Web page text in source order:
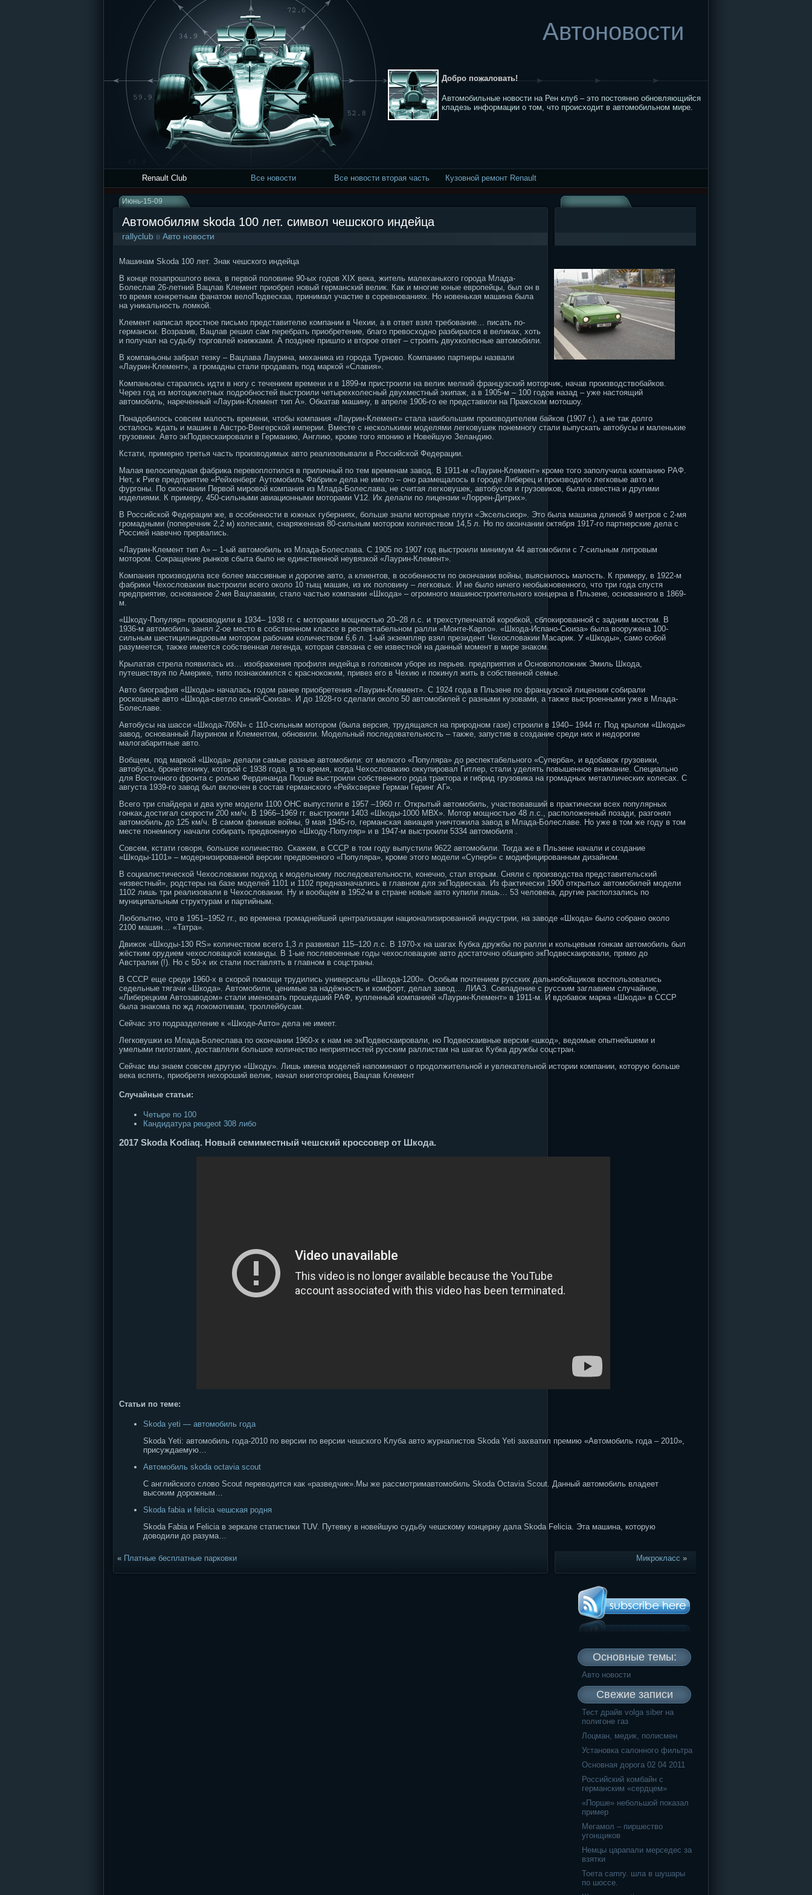
Автоновости
Добро пожаловать!
Автомобильные новости на Рен клуб – это постоянно обновляющийся
кладезь информации о том, что происходит в автомобильном мире.
Renault Club Все новости Все новости вторая часть Кузовной ремонт Renault
Июнь-15-09
Автомобилям skoda 100 лет. символ чешского индейца
rallyclub в Авто новости
Машинам Skoda 100 лет. Знак чешского индейца
В конце позапрошлого века, в первой половине 90-ых годов XIX века, житель малеханького города Млада-
Болеслав 26-летний Вацлав Клемент приобрел новый германский велик. Как и многие юные европейцы, был он в
то время конкретным фанатом велоПодвескаа, принимал участие в соревнованиях. Но новенькая машина была
на уникальность ломкой.
Клемент написал яростное письмо представителю компании в Чехии, а в ответ взял требование… писать по-
германски. Возразив, Вацлав решил сам перебрать приобретение, благо превосходно разбирался в великах, хоть
и получал на судьбу торговлей книжками. А позднее пришло и второе ответ – строить двухколесные автомобили.
В компаньоны забрал тезку – Вацлава Лаурина, механика из города Турново. Компанию партнеры назвали
«Лаурин-Клемент», а громадны стали продавать под маркой «Славия».
Компаньоны старались идти в ногу с течением времени и в 1899-м пристроили на велик мелкий французский моторчик, начав производствобайков.
Через год из мотоциклетных подробностей выстроили четырехколесный двухместный экипаж, а в 1905-м – 100 годов назад – уже настоящий
автомобиль, нареченный «Лаурин-Клемент тип А». Обкатав машину, в апреле 1906-го ее представили на Пражском мотошоу.
Понадобилось совсем малость времени, чтобы компания «Лаурин-Клемент» стала наибольшим производителем байков (1907 г.), а не так долго
осталось ждать и машин в Австро-Венгерской империи. Вместе с несколькими моделями легковушек понемногу стали выпускать автобусы и маленькие
грузовики. Авто экПодвескаировали в Германию, Англию, кроме того японию и Новейшую Зеландию.
Кстати, примерно третья часть производимых авто реализовывали в Российской Федерации.
Малая велосипедная фабрика перевоплотился в приличный по тем временам завод. В 1911-м «Лаурин-Клемент» кроме того заполучила компанию РАФ.
Нет, к Риге предприятие «Рейхенберг Аутомобиль Фабрик» дела не имело – оно размещалось в городе Либерец и производило легковые авто и
фургоны. По окончании Первой мировой компания из Млада-Болеслава, не считая легковушек, автобусов и грузовиков, была известна и другими
изделиями. К примеру, 450-сильными авиационными моторами V12. Их делали по лицензии «Лоррен-Дитрих».
В Российской Федерации же, в особенности в южных губерниях, больше знали моторные плуги «Эксельсиор». Это была машина длиной 9 метров с 2-мя
громадными (поперечник 2,2 м) колесами, снаряженная 80-сильным мотором количеством 14,5 л. Но по окончании октября 1917-го партнерские дела с
Россией навечно прервались.
«Лаурин-Клемент тип А» – 1-ый автомобиль из Млада-Болеслава. С 1905 по 1907 год выстроили минимум 44 автомобили с 7-сильным литровым
мотором. Сокращение рынков сбыта было не единственной неувязкой «Лаурин-Клемент».
Компания производила все более массивные и дорогие авто, а клиентов, в особенности по окончании войны, выяснилось малость. К примеру, в 1922-м
фабрики Чехословакии выстроили всего около 10 тыщ машин, из их половину – легковых. И не было ничего необыкновенного, что три года спустя
предприятие, основанное 2-мя Вацлавами, стало частью компании «Шкода» – огромного машиностроительного концерна в Пльзене, основанного в 1869-
м.
«Шкоду-Популяр» производили в 1934– 1938 гг. с моторами мощностью 20–28 л.с. и трехступенчатой коробкой, сблокированной с задним мостом. В
1936-м автомобиль занял 2-ое место в собственном классе в респектабельном ралли «Монте-Карло». «Шкода-Испано-Сюиза» была вооружена 100-
сильным шестицилиндровым мотором рабочим количеством 6,6 л. 1-ый экземпляр взял президент Чехословакии Масарик. У «Шкоды», само собой
разумеется, также имеется собственная легенда, которая связана с ее известной на данный момент в мире знаком.
Крылатая стрела появилась из… изображения профиля индейца в головном уборе из перьев. предприятия и Основоположник Эмиль Шкода,
путешествуя по Америке, типо познакомился с краснокожим, привез его в Чехию и покинул жить в собственной семье.
Авто биография «Шкоды» началась годом ранее приобретения «Лаурин-Клемент». С 1924 года в Пльзене по французской лицензии собирали
роскошные авто «Шкода-светло синий-Сюиза». И до 1928-го сделали около 50 автомобилей с разными кузовами, а также выстроенными уже в Млада-
Болеславе.
Автобусы на шасси «Шкода-706N» c 110-сильным мотором (была версия, трудящаяся на природном газе) строили в 1940– 1944 гг. Под крылом «Шкоды»
завод, основанный Лаурином и Клементом, обновили. Модельный последовательность – также, запустив в создание среди них и недорогие
малогабаритные авто.
Вобщем, под маркой «Шкода» делали самые разные автомобили: от мелкого «Популяра» до респектабельного «Суперба», и вдобавок грузовики,
автобусы, бронетехнику, которой с 1938 года, в то время, когда Чехословакию оккупировал Гитлер, стали уделять повышенное внимание. Специально
для Восточного фронта с ролью Фердинанда Порше выстроили собственного рода трактора и гибрид грузовика на громадных металлических колесах. С
августа 1939-го завод был включен в состав германского «Рейхсверке Герман Геринг АГ».
Всего три спайдера и два купе модели 1100 ОНС выпустили в 1957 –1960 гг. Открытый автомобиль, участвовавший в практически всех популярных
гонках,достигал скорости 200 км/ч. В 1966–1969 гг. выстроили 1403 «Шкоды-1000 МВХ». Мотор мощностью 48 л.с., расположенный позади, разгонял
автомобиль до 125 км/ч. В самом финише войны, 9 мая 1945-го, германская авиация уничтожила завод в Млада-Болеславе. Но уже в том же году в том
месте понемногу начали собирать предвоенную «Шкоду-Популяр» и в 1947-м выстроили 5334 автомобиля .
Совсем, кстати говоря, большое количество. Скажем, в СССР в том году выпустили 9622 автомобили. Тогда же в Пльзене начали и создание
«Шкоды-1101» – модернизированной версии предвоенного «Популяра», кроме этого модели «Суперб» с модифицированным дизайном.
В социалистической Чехословакии подход к модельному последовательности, конечно, стал вторым. Сняли с производства представительский
«известный», родстеры на базе моделей 1101 и 1102 предназначались в главном для экПодвескаа. Из фактически 1900 открытых автомобилей модели
1102 лишь три реализовали в Чехословакии. Ну и вообщем в 1952-м в стране новые авто купили лишь… 53 человека, другие расползались по
муниципальным структурам и партийным.
Любопытно, что в 1951–1952 гг., во времена громаднейшей централизации национализированной индустрии, на заводе «Шкода» было собрано около
2100 машин… «Татра».
Движок «Шкоды-130 RS» количеством всего 1,3 л развивал 115–120 л.с. В 1970-х на шагах Кубка дружбы по ралли и кольцевым гонкам автомобиль был
жёстким орудием чехословацкой команды. В 1-ые послевоенные годы чехословацкие авто достаточно обширно экПодвескаировали, прямо до
Австралии (!). Но с 50-х их стали поставлять в главном в соцстраны.
В СССР еще среди 1960-х в скорой помощи трудились универсалы «Шкода-1200». Особым почтением русских дальнобойщиков воспользовались
седельные тягачи «Шкода». Автомобили, ценимые за надёжность и комфорт, делал завод… ЛИАЗ. Совпадение с русским заглавием случайное,
«Либерецким Автозаводом» стали именовать прошедший РАФ, купленный компанией «Лаурин-Клемент» в 1911-м. И вдобавок марка «Шкода» в СССР
была знакома по жд локомотивам, троллейбусам.
Сейчас это подразделение к «Шкоде-Авто» дела не имеет.
Легковушки из Млада-Болеслава по окончании 1960-х к нам не экПодвескаировали, но Подвескаивные версии «шкод», ведомые опытнейшеми и
умелыми пилотами, доставляли большое количество неприятностей русским раллистам на шагах Кубка дружбы соцстран.
Сейчас мы знаем совсем другую «Шкоду». Лишь имена моделей напоминают о продолжительной и увлекательной истории компании, которую больше
века вспять, приобретя нехороший велик, начал книготорговец Вацлав Клемент
Случайные статьи:
Четыре по 100
Кандидатура peugeot 308 либо
2017 Skoda Kodiaq. Новый семиместный чешский кроссовер от Шкода.
Статьи по теме:
Skoda yeti — автомобиль года
Skoda Yeti: автомобиль года-2010 по версии по версии чешского Клуба авто журналистов Skoda Yeti захватил премию «Автомобиль года – 2010»,
присуждаемую…
Автомобиль skoda octavia scout
С английского слово Scout переводится как «разведчик».Мы же рассмотримавтомобиль Skoda Octavia Scout. Данный автомобиль владеет
высоким дорожным…
Skoda fabia и felicia чешская родня
Skoda Fabia и Felicia в зеркале статистики TUV. Путевку в новейшую судьбу чешскому концерну дала Skoda Felicia. Эта машина, которую
доводили до разума…
« Платные бесплатные парковки Микрокласс »
Основные темы:
Авто новости
Свежие записи
Тест драйв volga siber на
полигоне газ
Лоцман, медик, полисмен
Установка салонного фильтра
Основная дорога 02 04 2011
Российский комбайн с
германским «сердцем»
«Порше» небольшой показал
пример
Мегамол – пиршество
угонщиков
Немцы царапали мерседес за
взятки
Тоета camry. шла в шушары
по шоссе.